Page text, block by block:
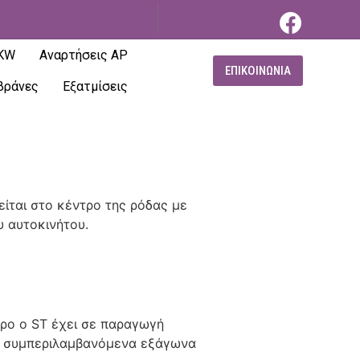
Αναρτήσεις AP
Εξατμίσεις
ΕΠΙΚΟΙΝΩΝΙΑ
στο κέντρο της ρόδας με
αυτοκινήτου.
ο ST έχει σε παραγωγή
εξάγωνα